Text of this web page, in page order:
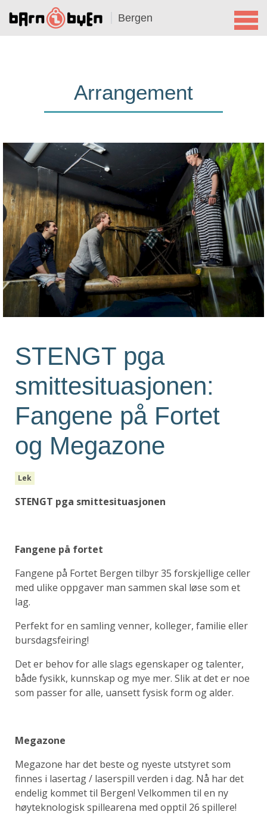
Bergen
Arrangement
STENGT pga
smittesituasjonen:
Fangene på Fortet
og Megazone
Lek
STENGT pga smittesituasjonen
Fangene på fortet
Fangene på Fortet Bergen tilbyr 35 forskjellige celler
med ulike oppgaver man sammen skal løse som et
lag.
Perfekt for en samling venner, kolleger, familie eller
bursdagsfeiring!
Det er behov for alle slags egenskaper og talenter,
både fysikk, kunnskap og mye mer. Slik at det er noe
som passer for alle, uansett fysisk form og alder.
Megazone
Megazone har det beste og nyeste utstyret som
finnes i lasertag / laserspill verden i dag. Nå har det
endelig kommet til Bergen! Velkommen til en ny
høyteknologisk spillearena med opptil 26 spillere!